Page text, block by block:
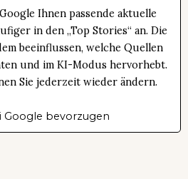
Ihnen passende aktuelle
in den „Top Stories“ an. Die
beeinflussen, welche Quellen
und im KI-Modus hervorhebt.
Sie jederzeit wieder ändern.
Google bevorzugen